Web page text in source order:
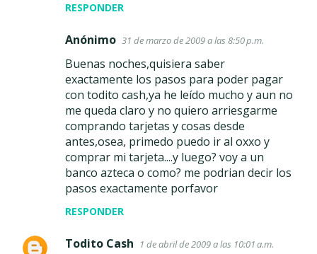
RESPONDER
Anónimo 31 de marzo de 2009 a las 8:50 p.m.
Buenas noches,quisiera saber
exactamente los pasos para poder pagar
con todito cash,ya he leído mucho y aun no
me queda claro y no quiero arriesgarme
comprando tarjetas y cosas desde
antes,osea, primedo puedo ir al oxxo y
comprar mi tarjeta....y luego? voy a un
banco azteca o como? me podrian decir los
pasos exactamente porfavor
RESPONDER
Todito Cash 1 de abril de 2009 a las 10:01 a.m.